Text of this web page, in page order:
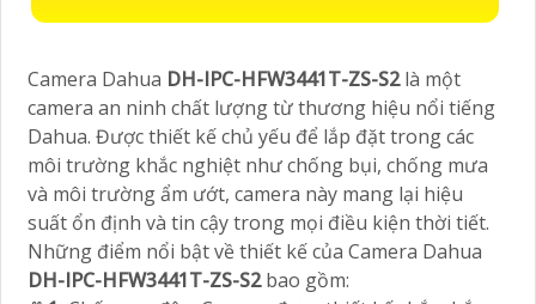
Camera Dahua DH-IPC-HFW3441T-ZS-S2là một
camera an ninh chất lượng từ thương hiệu nổi tiếng
Dahua. Được thiết kế chủ yếu để lắp đặt trong các
môi trường khắc nghiệt như chống bụi, chống mưa
và môi trường ẩm ướt, camera này mang lại hiệu
suất ổn định và tin cậy trong mọi điều kiện thời tiết.
Những điểm nổi bật về thiết kế của Camera Dahua
DH-IPC-HFW3441T-ZS-S2bao gồm: